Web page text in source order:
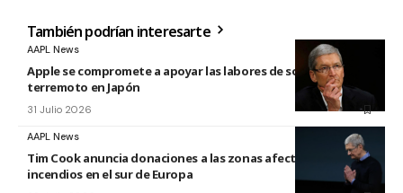
También podrían interesarte
AAPL News
Apple se compromete a apoyar las labores de socorro tras el
terremoto en Japón
31 Julio 2026
AAPL News
Tim Cook anuncia donaciones a las zonas afectadas por los
incendios en el sur de Europa